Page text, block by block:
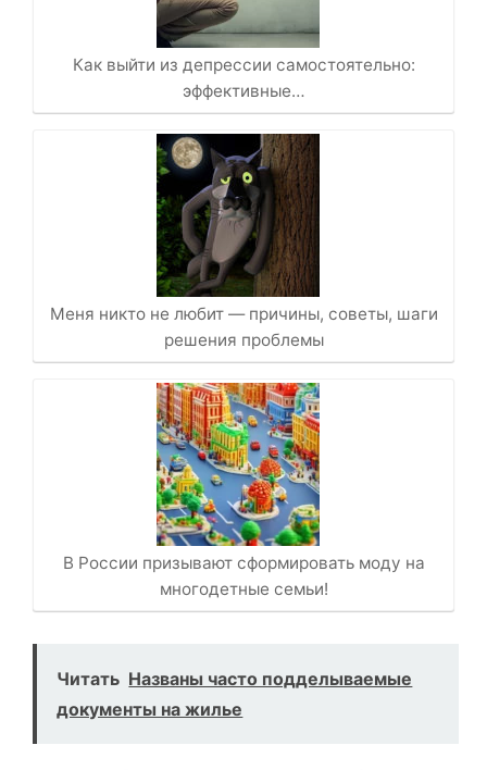
Как выйти из депрессии самостоятельно:
эффективные…
Меня никто не любит — причины, советы, шаги
решения проблемы
В России призывают сформировать моду на
многодетные семьи!
Читать Названы часто подделываемые
документы на жилье